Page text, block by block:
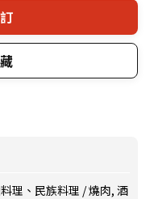
理、民族料理 / 燒肉, 酒